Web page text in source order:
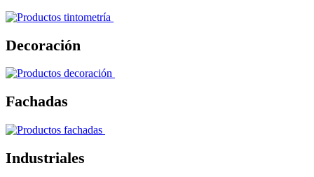
Decoración
Fachadas
Industriales